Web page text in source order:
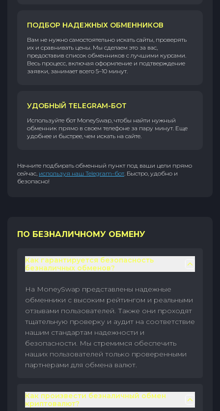
ПОДБОР НАДЕЖНЫХ ОБМЕННИКОВ
Вам не нужно самостоятельно искать сайты, проверять
их и сравнивать цены. Мы сделаем это за вас,
предоставив список обменников с лучшими курсами.
Весь процесс, включая оформление и подтверждение
заявки, занимает всего 5–10 минут.
УДОБНЫЙ TELEGRAM-БОТ
Используйте бот MoneySwap, чтобы найти нужный
обменник прямо в своем телефоне за пару минут. Еще
удобнее и быстрее, чем искать на сайте.
Начните подбирать обменный пункт под ваши цели прямо
сейчас, используя наш Telegram-бот. Быстро, удобно и
безопасно!
ПО БЕЗНАЛИЧНОМУ ОБМЕНУ
Как гарантируется безопасность
безналичных обменов?
На MoneySwap представлены надежные
обменники с высоким рейтингом и реальными
отзывами пользователей. Также они проходят
тщательную проверку и аудит на соответствие
нашим стандартам надежности и
безопасности. Мы стремимся обеспечить
наших пользователей только проверенными
партнерами для обмена валют.
Как произвести безналичный обмен
криптовалют?